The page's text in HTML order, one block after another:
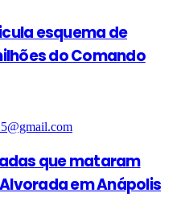
esquema de
do Comando
que mataram
em Anápolis